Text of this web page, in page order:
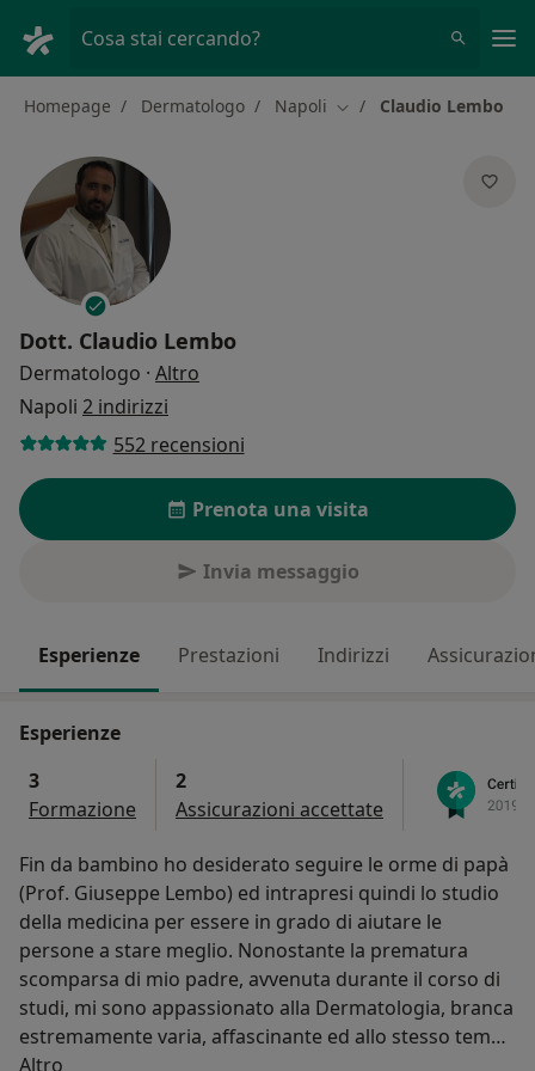
Cosa stai cercando?
Homepage Dermatologo Napoli Cambia città
Claudio Lembo
Dott. Claudio Lembo
Dermatologo · Altro
Napoli 2 indirizzi
552 recensioni
Prenota una visita
Invia messaggio
Esperienze Prestazioni Indirizzi
Esperienze
3
Formazione
2
Assicurazioni accettate
Fin da bambino ho desiderato seguire le orme di papà
(Prof. Giuseppe Lembo) ed intrapresi quindi lo studio
della medicina per essere in grado di aiutare le
persone a stare meglio. Nonostante la prematura
scomparsa di mio padre, avvenuta durante il corso di
studi, mi sono appassionato alla Dermatologia, branca
estremamente varia, affascinante ed allo stesso tempo
difficile. Ho studiato tale branca presso la clinica
Altro